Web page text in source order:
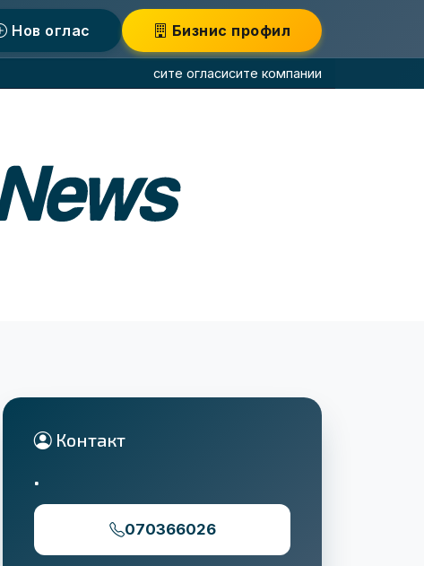
Нов оглас Бизнис профил
сите огласисите компании
Контакт
.
070366026